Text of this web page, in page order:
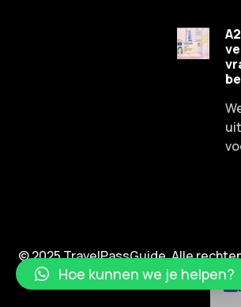
© 2025 TravelPassGuide. Alle
Hoe kunnen we je helpen?